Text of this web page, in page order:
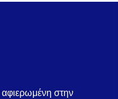
αφιερωμένη στην